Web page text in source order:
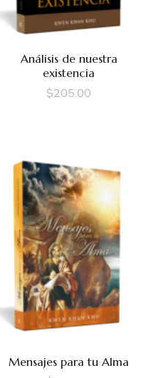
Análisis de nuestra
existencia
$205.00
Mensajes para tu Alma